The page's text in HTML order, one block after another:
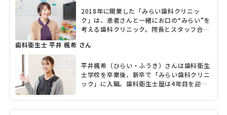
ラックスして治療を受けられるようにと、診
療スペースには明るく開放的なデザインを取
り入れ、患者の利便性を考慮した診察券アプ
進。常に患者ファーストの視点に立ち、理想
医師の道をめざしたきっかけや診療に対する
想いを聞いた。
2018年に開業した「みらい歯科クリニッ
ク」は、患者さんと一緒にお口の“みらい”を
考える歯科クリニック。院長とスタッフ合わ
ながら丸亀市の地域医療に貢献しています。
現在チーフを務める平尾貴子さんが思うクリ
ニックの魅力は、「スタッフの仲の良さと明
るい雰囲気」。後輩スタッフに対しても、全
歯科衛生士 平井 楓希 さん
平井楓希（ひらい・ふうき）さんは歯科衛生
士学校を卒業後、新卒で「みらい歯科クリニ
ック」に入職。歯科衛生士歴は4年目を迎え